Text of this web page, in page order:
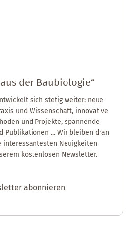
der Baubiologie“
sich stetig weiter: neue
und Wissenschaft, innovative
und Projekte, spannende
Publikationen ... Wir bleiben dran
interessantesten Neuigkeiten
kostenlosen Newsletter.
abonnieren